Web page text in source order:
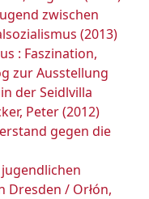
zwischen
(2013)
: Faszination,
zur Ausstellung
der Seidlvilla
Peter (2012)
gegen die
/ Orłón,